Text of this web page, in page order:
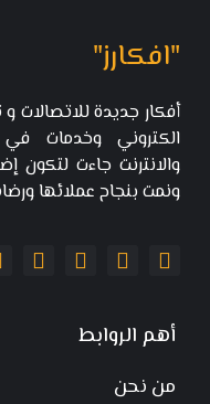
"افكارز"
أفكار جديدة
الكتروني وخدمات في
والانترنت جاءت لتكون
ونمت بنجاح عملائها
أهم الروابط
من نحن